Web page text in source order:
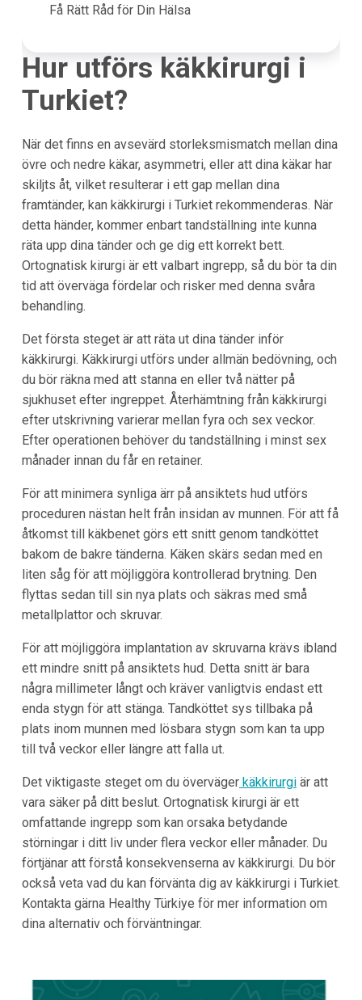
Få Rätt Råd för Din Hälsa
Hur utförs käkkirurgi i
Turkiet?
När det finns en avsevärd storleksmismatch mellan dina
övre och nedre käkar, asymmetri, eller att dina käkar har
skiljts åt, vilket resulterar i ett gap mellan dina
framtänder, kan käkkirurgi i Turkiet rekommenderas. När
detta händer, kommer enbart tandställning inte kunna
räta upp dina tänder och ge dig ett korrekt bett.
Ortognatisk kirurgi är ett valbart ingrepp, så du bör ta din
tid att överväga fördelar och risker med denna svåra
behandling.
Det första steget är att räta ut dina tänder inför
käkkirurgi. Käkkirurgi utförs under allmän bedövning, och
du bör räkna med att stanna en eller två nätter på
sjukhuset efter ingreppet. Återhämtning från käkkirurgi
efter utskrivning varierar mellan fyra och sex veckor.
Efter operationen behöver du tandställning i minst sex
månader innan du får en retainer.
För att minimera synliga ärr på ansiktets hud utförs
proceduren nästan helt från insidan av munnen. För att få
åtkomst till käkbenet görs ett snitt genom tandköttet
bakom de bakre tänderna. Käken skärs sedan med en
liten såg för att möjliggöra kontrollerad brytning. Den
flyttas sedan till sin nya plats och säkras med små
metallplattor och skruvar.
För att möjliggöra implantation av skruvarna krävs ibland
ett mindre snitt på ansiktets hud. Detta snitt är bara
några millimeter långt och kräver vanligtvis endast ett
enda stygn för att stänga. Tandköttet sys tillbaka på
plats inom munnen med lösbara stygn som kan ta upp
till två veckor eller längre att falla ut.
Det viktigaste steget om du övervägerkäkkirurgiär att
vara säker på ditt beslut. Ortognatisk kirurgi är ett
omfattande ingrepp som kan orsaka betydande
störningar i ditt liv under flera veckor eller månader. Du
förtjänar att förstå konsekvenserna av käkkirurgi. Du bör
också veta vad du kan förvänta dig av käkkirurgi i Turkiet.
Kontakta gärna Healthy Türkiye för mer information om
dina alternativ och förväntningar.